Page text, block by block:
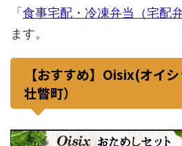
「 食事宅配・冷凍弁当（宅配弁
ます。
【おすすめ】Oisix(オイ
壮瞥町）